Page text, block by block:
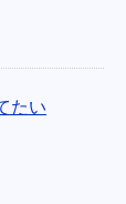
たい